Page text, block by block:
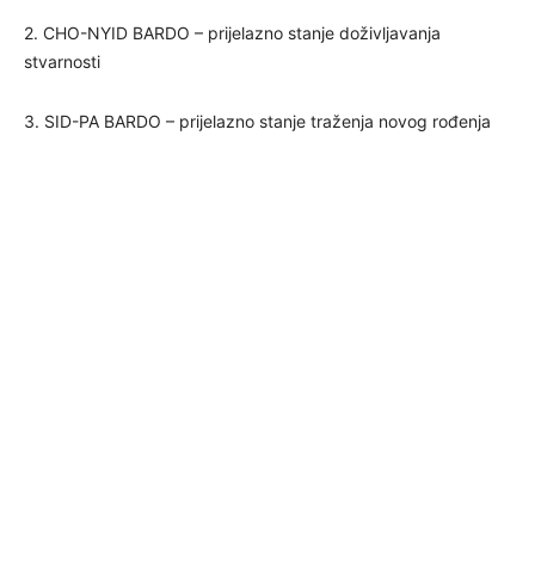
2. CHO-NYID BARDO – prijelazno stanje doživljavanja
stvarnosti
3. SID-PA BARDO – prijelazno stanje traženja novog rođenja